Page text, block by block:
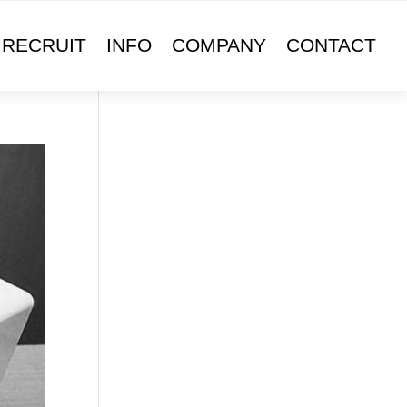
RECRUIT INFO COMPANY CONTACT